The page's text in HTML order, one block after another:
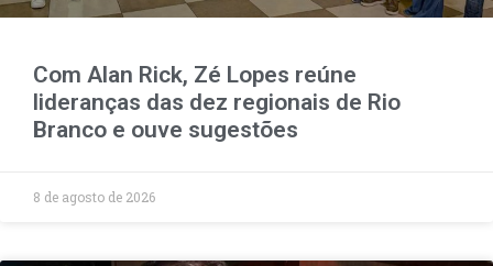
Com Alan Rick, Zé Lopes reúne
lideranças das dez regionais de Rio
Branco e ouve sugestões
8 de agosto de 2026